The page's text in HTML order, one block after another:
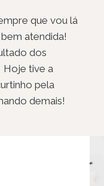
que vou lá
atendida!
dos
Hoje tive a
pela
demais!